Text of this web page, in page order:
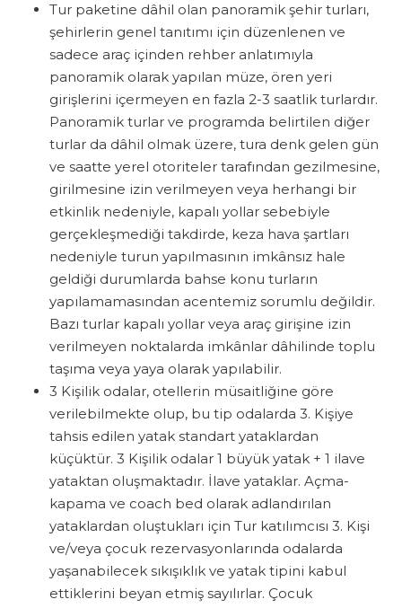
Tur paketine dâhil olan panoramik şehir turları,
şehirlerin genel tanıtımı için düzenlenen ve
sadece araç içinden rehber anlatımıyla
panoramik olarak yapılan müze, ören yeri
girişlerini içermeyen en fazla 2-3 saatlik turlardır.
Panoramik turlar ve programda belirtilen diğer
turlar da dâhil olmak üzere, tura denk gelen gün
ve saatte yerel otoriteler tarafından gezilmesine,
girilmesine izin verilmeyen veya herhangi bir
etkinlik nedeniyle, kapalı yollar sebebiyle
gerçekleşmediği takdirde, keza hava şartları
nedeniyle turun yapılmasının imkânsız hale
geldiği durumlarda bahse konu turların
yapılamamasından acentemiz sorumlu değildir.
Bazı turlar kapalı yollar veya araç girişine izin
verilmeyen noktalarda imkânlar dâhilinde toplu
taşıma veya yaya olarak yapılabilir.
3 Kişilik odalar, otellerin müsaitliğine göre
verilebilmekte olup, bu tip odalarda 3. Kişiye
tahsis edilen yatak standart yataklardan
küçüktür. 3 Kişilik odalar 1 büyük yatak + 1 ilave
yataktan oluşmaktadır. İlave yataklar. Açma-
kapama ve coach bed olarak adlandırılan
yataklardan oluştukları için Tur katılımcısı 3. Kişi
ve/veya çocuk rezervasyonlarında odalarda
yaşanabilecek sıkışıklık ve yatak tipini kabul
ettiklerini beyan etmiş sayılırlar. Çocuk